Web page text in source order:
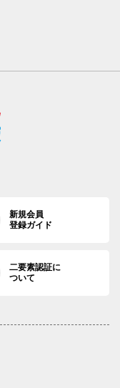
新規会員
登録ガイド
二要素認証に
ついて